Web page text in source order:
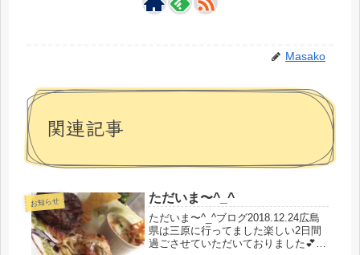
Masako
関連記事
お知らせ ただいま〜^_^
ただいま〜^_^ブログ2018.12.24広島
県は三原に行ってました楽しい2日間
過ごさせていただいておりました💕神